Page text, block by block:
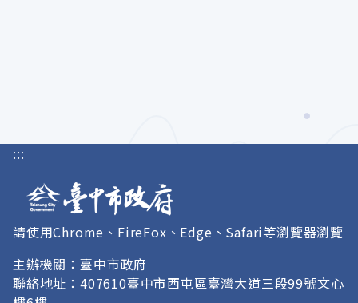
:::
請使用Chrome、FireFox、Edge、Safari等瀏覽器瀏覽
主辦機關：臺中市政府
聯絡地址：407610臺中市西屯區臺灣大道三段99號文心